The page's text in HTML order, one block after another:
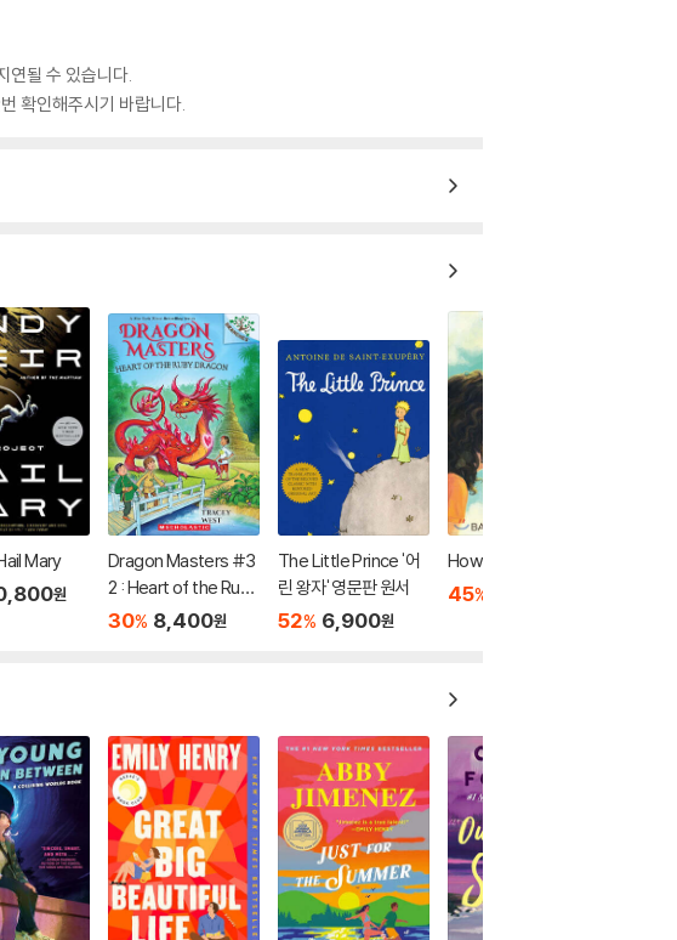
연될 수 있습니다.
확인해주시기 바랍니다.
Mary
원
Dragon Masters #3
2 : Heart of the Ruby
Dragon (A Branches
30% 8,400원
The Little Prince '어
린 왕자' 영문판 원서
52% 6,900원
How to Steal a Dog
45%